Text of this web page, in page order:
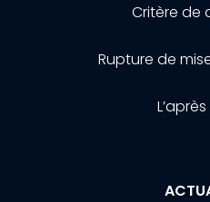
Critère de
Rupture de